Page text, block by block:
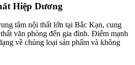
Hiệp Dương
tâm nội thất lớn tại Bắc Kạn, cung
văn phòng đến gia đình. Điểm mạnh
về chủng loại sản phẩm và không